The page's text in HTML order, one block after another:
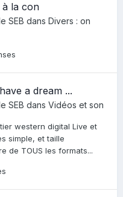
à la con
SEB dans Divers : on
a dream ...
SEB dans Vidéos et son
western digital Live et
simple, et taille
de TOUS les formats...